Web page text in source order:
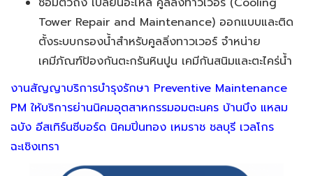
Tower Repair and Maintenance) ออกแบบและติด
ตั้งระบบกรองน้ำสำหรับคูลลิ่งทาวเวอร์ จำหน่าย
เคมีภัณฑ์ป้องกันตะกรันหินปูน เคมีกันสนิมและตะไคร่น้ำ
งานสัญญาบริการบำรุงรักษา Preventive Maintenance
PM ให้บริการย่านนิคมอุตสาหกรรมอมตะนคร บ้านบึง แหลม
ฉบัง อีสเทิร์นซีบอร์ด นิคมปิ่นทอง เหมราช ชลบุรี เวลโกร
ฉะเชิงเทรา